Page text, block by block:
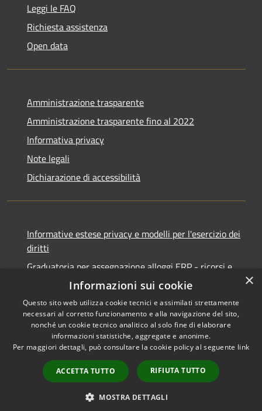
Leggi le FAQ
Richiesta assistenza
Open data
Amministrazione trasparente
Amministrazione trasparente fino al 2022
Informativa privacy
Note legali
Dichiarazione di accessibilità
Informative estese privacy e modelli per l'esercizio dei
diritti
Graduatoria per assegnazione alloggi ERP - ricorsi e
Accessibilità
Copyright © 2026 • Comune di
Ancona • Powered by
Municipium•
Accesso
redazione
×
Informazioni sui cookie
Questo sito web utilizza cookie tecnici e assimilati strettamente
necessari al corretto funzionamento e alla navigazione del sito,
nonché un cookie tecnico analitico al solo fine di elaborare
informazioni statistiche, aggregate e anonime.
Per maggiori dettagli, può consultare la cookie policy al seguente link
ACCETTA TUTTO RIFIUTA TUTTO
MOSTRA DETTAGLI